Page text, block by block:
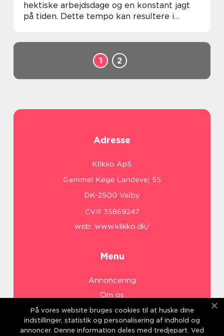
hektiske arbejdsdage og en konstant jagt
på tiden. Dette tempo kan resultere i
1
2
Adresse
web: www.klikko.dk/
Menu
Annoncering
Om os
Cookies
Kontakt os
På vores website bruges cookies til at huske dine
indstillinger, statistik og personalisering af indhold og
annoncer. Denne information deles med tredjepart. Ved